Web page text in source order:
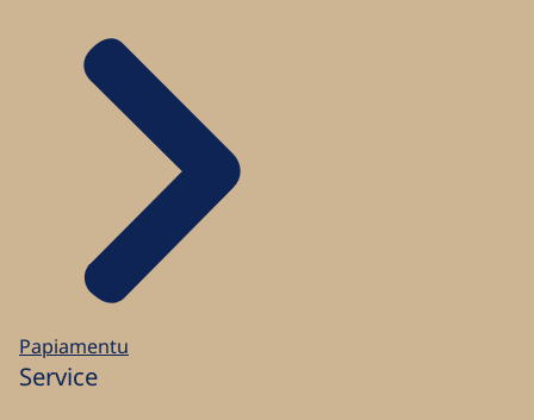
Papiamentu
Service